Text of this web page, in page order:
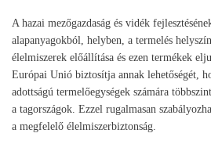
A hazai mezőgazdaság és vidék
alapanyagokból, helyben, a termelés
élelmiszerek előállítása és ezen termékek
Európai Unió biztosítja annak lehetőségét,
adottságú termelőegységek számára
a tagországok. Ezzel rugalmasan
a megfelelő élelmiszerbiztonság.